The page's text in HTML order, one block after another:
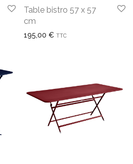
Table bistro 57 x 57
cm
195,00 € TTC